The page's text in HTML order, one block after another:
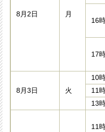
8月2日 月
16
17
8月3日 火
10
11
13
11